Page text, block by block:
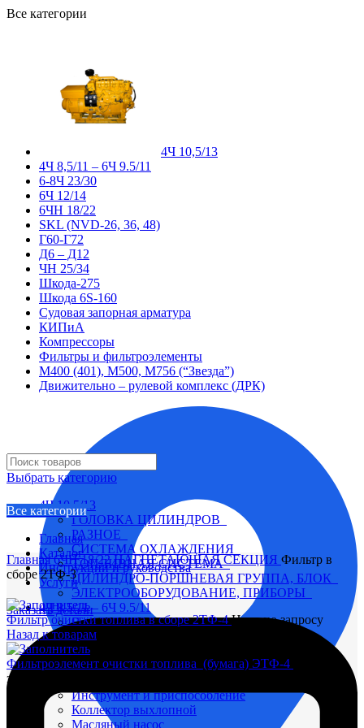
Все категории
4Ч 10,5/13
4Ч 8,5/11 – 6Ч 9.5/11
6-8Ч 23/30
6Ч 12/14
6ЧН 18/22
SKL (NVD-26, 36, 48)
Г60-Г72
Д6 – Д12
ЧН 25/34
Шкода-275
Шкода 6S-160
Судовая запорная арматура
КИПиА
Компрессоры
Фильтры и фильтроэлементы
М400 (401), М500, М756 (“Звезда”)
Движительно – рулевой комплекс (ДРК)
Выбрать категорию
4Ч 10,5/13
ГОЛОВКА ЦИЛИНДРОВ
РАЗНОЕ
СИСТЕМА ОХЛАЖДЕНИЯ
ТОПЛИВНАЯ СИСТЕМА
ЦИЛИНДРО-ПОРШНЕВАЯ ГРУППА, БЛОК
ЭЛЕКТРООБОРУДОВАНИЕ, ПРИБОРЫ
4Ч 8,5/11 – 6Ч 9.5/11
Вал коленчатый
Вал распределительный
Водяной насос
Глушитель
Инструмент и приспособление
Коллектор выхлопной
Масляный насос
Все категории
Главная
Каталог
Инструкции и руководства
Услуги
Заказать детали
Главная6ЧН 18/22НАГНЕТАЮЩАЯ СЕКЦИЯ Фильтр в
сборе 2ТФ-3
Фильтр очистки топлива в сборе 2ТФ-4Цена по запросу
Назад к товарам
Фильтроэлемент очистки топлива (бумага) ЭТФ-4
запросу